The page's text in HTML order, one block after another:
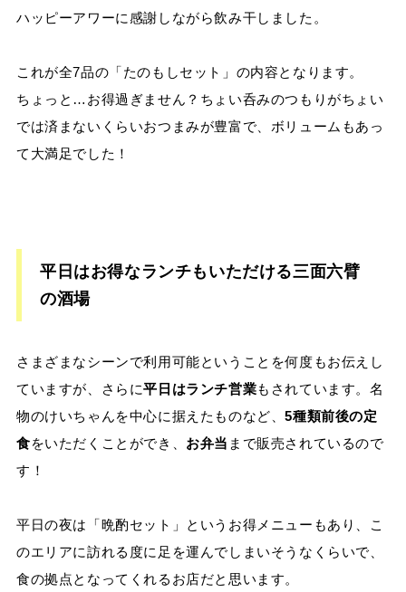
ハッピーアワーに感謝しながら飲み干しました。
これが全7品の「たのもしセット」の内容となります。
ちょっと…お得過ぎません？ちょい呑みのつもりがちょい
では済まないくらいおつまみが豊富で、ボリュームもあっ
て大満足でした！
平日はお得なランチもいただける三面六臂
の酒場
さまざまなシーンで利用可能ということを何度もお伝えし
ていますが、さらに平日はランチ営業もされています。名
物のけいちゃんを中心に据えたものなど、5種類前後の定
食をいただくことができ、 お弁当 まで販売されているので
す！
平日の夜は「晩酌セット」というお得メニューもあり、こ
のエリアに訪れる度に足を運んでしまいそうなくらいで、
食の拠点となってくれるお店だと思います。